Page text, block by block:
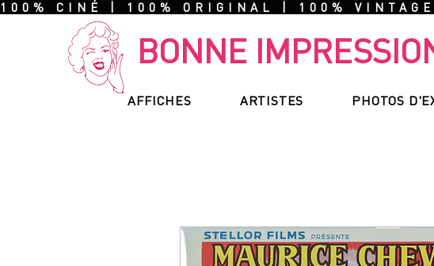
100% CINÉ | 100% ORIGINAL | 100% VINTAGE
BONNE
AFFICHES ARTISTES PHOTOS